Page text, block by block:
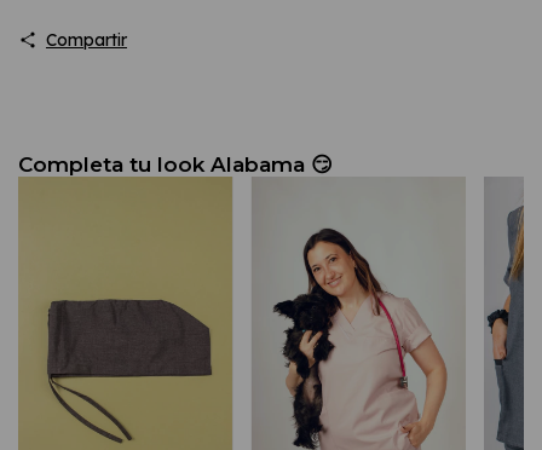
Compartir